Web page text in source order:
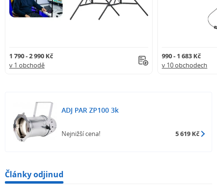
1 790 - 2 990 Kč
v 1 obchodě
990 - 1 683 Kč
v 10 obchodech
ADJ PAR ZP100 3k
Nejnižší cena! 5 619 Kč
Články odjinud